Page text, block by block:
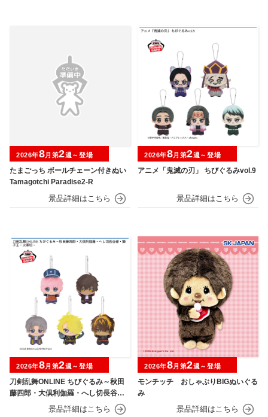
たまごっち ボールチェーン付きぬい
Tamagotchi Paradise2-R
2026年8月第2週～登場
アニメ「鬼滅の刃」 ちびぐるみvol.9
2026年8月第2週～登場
刀剣乱舞ONLINE ちびぐるみ～秋田
藤四郎・大倶利伽羅・へし切長谷
部・獅子王・火車切～
2026年8月第2週～登場
モンチッチ おしゃぶりBIGぬいぐる
み
2026年8月第2週～登場